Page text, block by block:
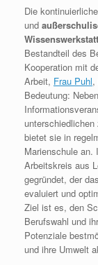
Die
und
Bestandteil des
Kooperation mit
Arbeit, Frau Puhl,
Bedeutung:
bietet sie in
Marienschule an.
Arbeitskreis aus
gegründet, der
evaluiert und
Ziel ist es, den
Berufswahl und
Potenziale
und ihre Umwelt